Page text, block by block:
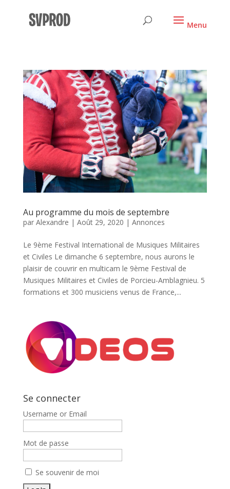
Au programme du mois de septembre
par Alexandre | Août 29, 2020 | Annonces
Le 9ème Festival International de Musiques Militaires
et Civiles Le dimanche 6 septembre, nous aurons le
plaisir de couvrir en multicam le 9ème Festival de
Musiques Militaires et Civiles de Porcieu-Amblagnieu. 5
formations et 300 musiciens venus de France,...
Se connecter
Username or Email
Mot de passe
Se souvenir de moi